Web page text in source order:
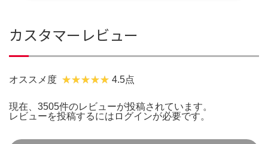
カスタマーレビュー
オススメ度 4.5点
現在、3505件のレビューが投稿されています。
レビューを投稿するには ログインが必要です。